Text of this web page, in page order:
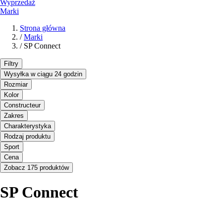
Wyprzedaż
Marki
Strona główna
/ Marki
/ SP Connect
Filtry
Wysyłka w ciągu 24 godzin
Rozmiar
Kolor
Constructeur
Zakres
Charakterystyka
Rodzaj produktu
Sport
Cena
Zobacz 175 produktów
SP Connect